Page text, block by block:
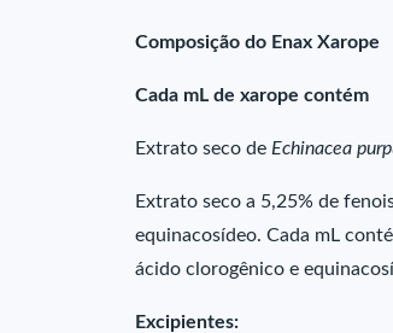
Composição do Enax Xarope
Cada mL de xarope contém
Extrato seco de Echinacea
Extrato seco a 5,25% de
equinacosídeo. Cada mL
ácido clorogênico e
Excipientes: